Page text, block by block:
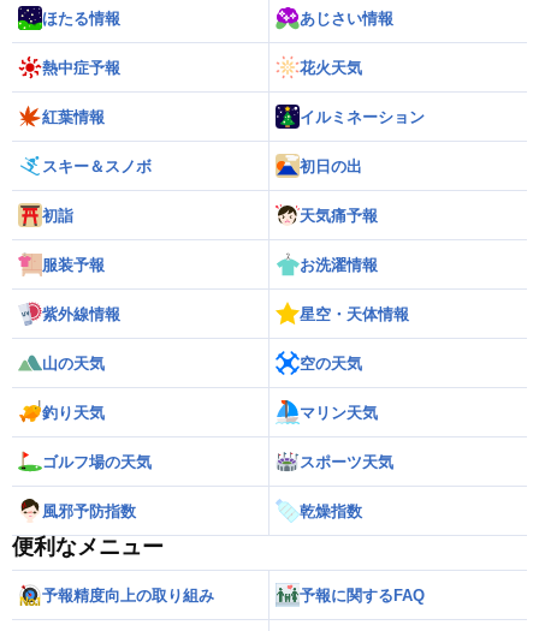
ほたる情報 あじさい情報
熱中症予報 花火天気
紅葉情報 イルミネーション
スキー＆スノボ 初日の出
初詣 天気痛予報
服装予報 お洗濯情報
紫外線情報 星空・天体情報
山の天気 空の天気
釣り天気 マリン天気
ゴルフ場の天気 スポーツ天気
風邪予防指数 乾燥指数
便利なメニュー
予報精度向上の取り組み 予報に関するFAQ